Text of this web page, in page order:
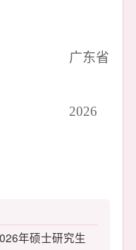
广东省
2026
年硕士研究生